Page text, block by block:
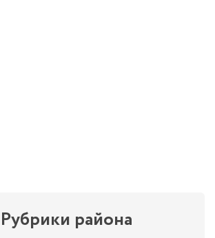
Рубрики района